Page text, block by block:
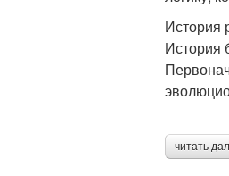
История
История
читать